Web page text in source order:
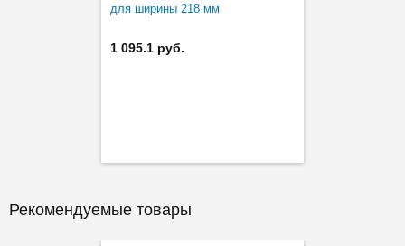
для ширины 218 мм
1 095.1 руб.
Рекомендуемые товары